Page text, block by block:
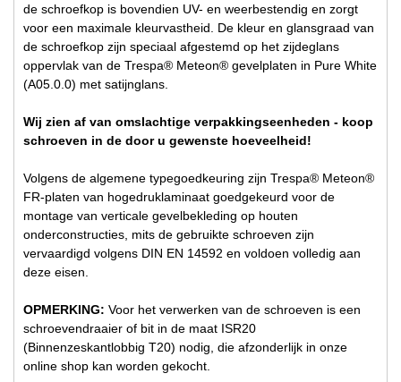
de schroefkop is bovendien UV- en weerbestendig en zorgt
voor een maximale kleurvastheid. De kleur en glansgraad van
de schroefkop zijn speciaal afgestemd op het zijdeglans
oppervlak van de Trespa® Meteon® gevelplaten in Pure White
(A05.0.0) met satijnglans.
Wij zien af van omslachtige verpakkingseenheden - koop
schroeven in de door u gewenste hoeveelheid!
Volgens de algemene typegoedkeuring zijn Trespa® Meteon®
FR-platen van hogedruklaminaat goedgekeurd voor de
montage van verticale gevelbekleding op houten
onderconstructies, mits de gebruikte schroeven zijn
vervaardigd volgens DIN EN 14592 en voldoen volledig aan
deze eisen.
OPMERKING: Voor het verwerken van de schroeven is een
schroevendraaier of bit in de maat ISR20
(Binnenzeskantlobbig T20) nodig, die afzonderlijk in onze
online shop kan worden gekocht.